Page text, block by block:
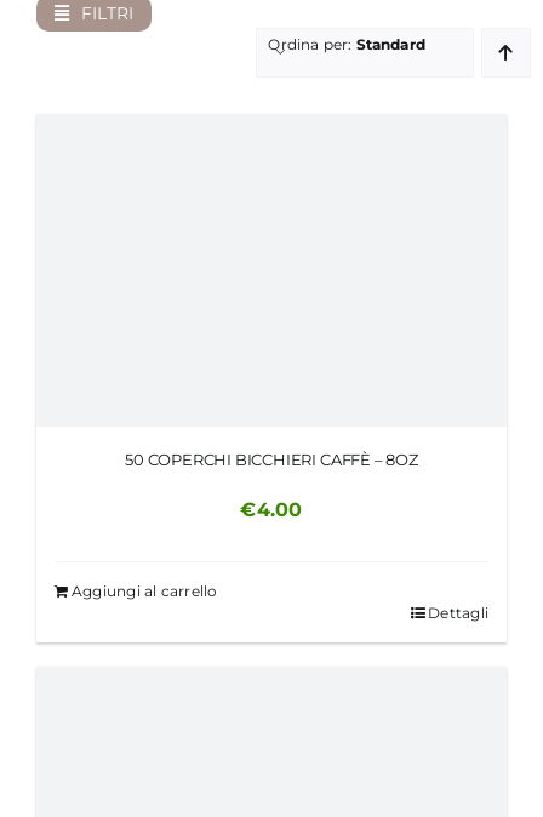
PROFESSIONAL
FILTRI
Ordina per: Standard
50 COPERCHI BICCHIERI CAFFÈ – 8OZ
€4.00
Aggiungi al carrello
Dettagli